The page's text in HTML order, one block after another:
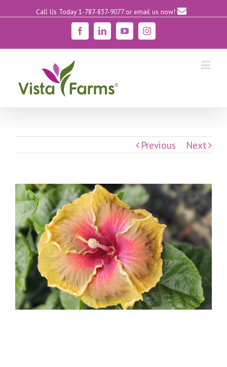
Call Us Today 1-787-837-9077 or email us now!
FacebookLinkedinYouTubeInstagram
Previous Next